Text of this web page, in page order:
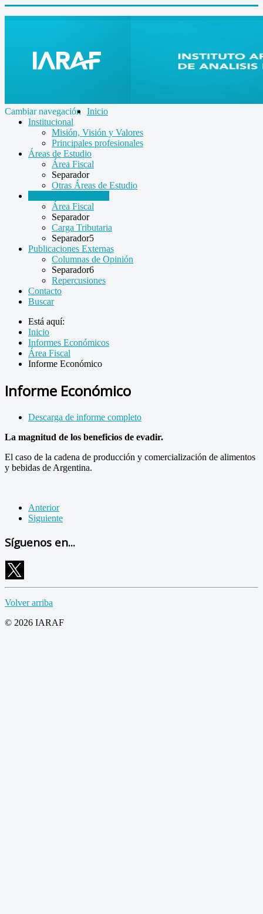
Cambiar navegación
Inicio
Institucional
Misión, Visión y Valores
Principales profesionales
Áreas de Estudio
Área Fiscal
Separador
Otras Áreas de Estudio
Área Fiscal
Separador
Carga Tributaria
Separador5
Publicaciones Externas
Columnas de Opinión
Separador6
Repercusiones
Contacto
Buscar
Está aquí:
Inicio
Informes Económicos
Área Fiscal
Informe Económico
Informe Económico
Descarga de informe completo
La magnitud de los beneficios de evadir.
El caso de la cadena de producción y comercialización de alimentos
y bebidas de Argentina.
Anterior
Siguiente
Síguenos en...
Volver arriba
© 2026 IARAF